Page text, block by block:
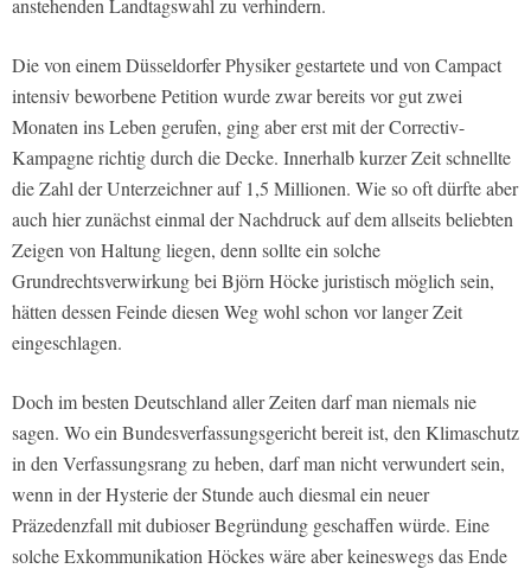
anstehenden Landtagswahl zu verhindern.
Die von einem Düsseldorfer Physiker gestartete und von Campact
intensiv beworbene Petition wurde zwar bereits vor gut zwei
Monaten ins Leben gerufen, ging aber erst mit der Correctiv-
Kampagne richtig durch die Decke. Innerhalb kurzer Zeit schnellte
die Zahl der Unterzeichner auf 1,5 Millionen. Wie so oft dürfte aber
auch hier zunächst einmal der Nachdruck auf dem allseits beliebten
Zeigen von Haltung liegen, denn sollte ein solche
Grundrechtsverwirkung bei Björn Höcke juristisch möglich sein,
hätten dessen Feinde diesen Weg wohl schon vor langer Zeit
eingeschlagen.
Doch im besten Deutschland aller Zeiten darf man niemals nie
sagen. Wo ein Bundesverfassungsgericht bereit ist, den Klimaschutz
in den Verfassungsrang zu heben, darf man nicht verwundert sein,
wenn in der Hysterie der Stunde auch diesmal ein neuer
Präzedenzfall mit dubioser Begründung geschaffen würde. Eine
solche Exkommunikation Höckes wäre aber keineswegs das Ende